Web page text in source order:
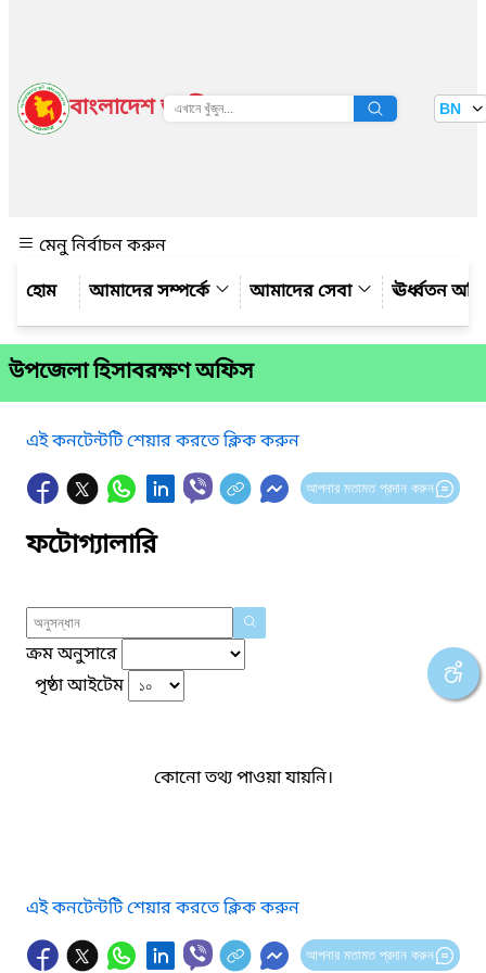
বাংলাদেশ জাতীয় তথ্য বাতায়ন BN
মেনু নির্বাচন করুন
আমাদের সম্পর্কে
আমাদের সেবা ঊর্ধ্বতন
উপজেলা হিসাবরক্ষণ অফিস
এই কনটেন্টটি শেয়ার করতে ক্লিক করুন
আপনার মতামত প্রদান করুন
ফটোগ্যালারি
ক্রম অনুসারে
পৃষ্ঠা আইটেম
কোনো তথ্য পাওয়া যায়নি।
এই কনটেন্টটি শেয়ার করতে ক্লিক করুন
আপনার মতামত প্রদান করুন